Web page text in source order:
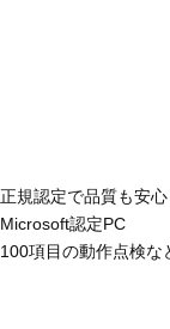
正規認定で品質も安心
Microsoft認定PC
100項目の動作点検な